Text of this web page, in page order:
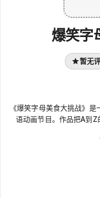
爆笑字
暂无
《爆笑字母美食大挑战》
语动画节目。作品把A到
题，卡通主播用夸张表情
中呈现字母与美食碰撞出